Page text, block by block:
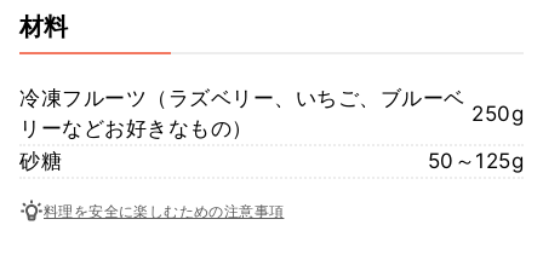
材料
冷凍フルーツ（ラズベリー、いちご、ブルーベ
リーなどお好きなもの）
250g
砂糖
50～125g
料理を安全に楽しむための注意事項